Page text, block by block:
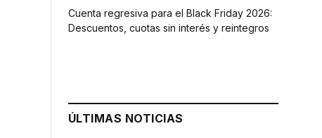
Cuenta regresiva para el Black Friday 2026:
Descuentos, cuotas sin interés y reintegros
ÚLTIMAS NOTICIAS